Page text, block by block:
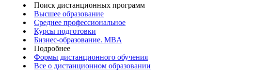
Поиск дистанционных программ
Высшее образование
Среднее профессиональное
Курсы подготовки
Бизнес-образование. MBA
Подробнее
Формы дистанционного обучения
Все о дистанционном образовании